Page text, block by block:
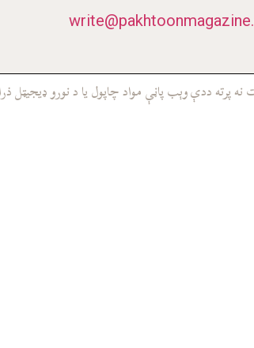
ددې وېب پاڼې مواد چاپول يا د نورو ډيجيټل